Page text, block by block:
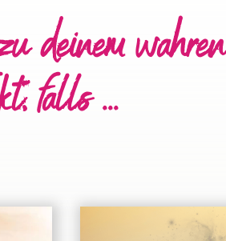
deinem wahren
falls ...